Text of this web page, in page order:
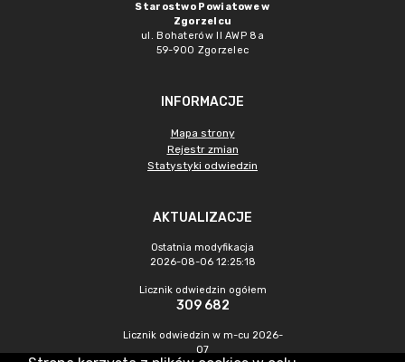
Starostwo Powiatowe w
Zgorzelcu
ul. Bohaterów II AWP 8a
59-900 Zgorzelec
INFORMACJE
Mapa strony
Rejestr zmian
Statystyki odwiedzin
AKTUALIZACJE
Ostatnia modyfikacja
2026-08-06 12:25:18
Licznik odwiedzin ogółem
309 682
Licznik odwiedzin w m-cu 2026-
07